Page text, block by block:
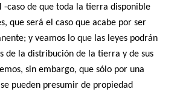
-caso de que toda la tierra disponible
que será el caso que acabe por ser
y veamos lo que las leyes podrán
de la distribución de la tierra y de sus
sin embargo, que sólo por una
pueden presumir de propiedad